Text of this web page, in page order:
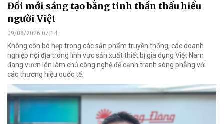
Đổi mới sáng tạo bằng tinh thần thấu hiểu
người Việt
09/08/2026 07:14
Không còn bó hẹp trong các sản phẩm truyền thống, các doanh
nghiệp nội địa trong lĩnh vực sản xuất thiết bị gia dụng Việt Nam
đang vươn lên làm chủ công nghệ để cạnh tranh sòng phẳng với
các thương hiệu quốc tế.